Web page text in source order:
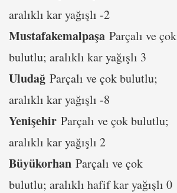
aralıklı kar yağışlı -2
Mustafakemalpaşa Parçalı ve çok
bulutlu; aralıklı kar yağışlı 3
Uludağ Parçalı ve çok bulutlu;
aralıklı kar yağışlı -8
Yenişehir Parçalı ve çok bulutlu;
aralıklı kar yağışlı 2
Büyükorhan Parçalı ve çok
bulutlu; aralıklı hafif kar yağışlı 0